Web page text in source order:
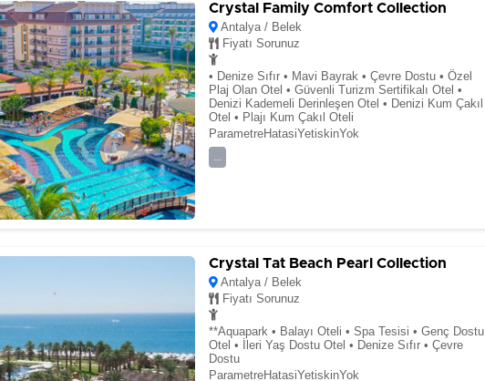
Crystal Family Comfort Collection
Antalya / Belek
Fiyatı Sorunuz
• Denize Sıfır • Mavi Bayrak • Çevre Dostu • Özel
Plaj Olan Otel • Güvenli Turizm Sertifikalı Otel •
Denizi Kademeli Derinleşen Otel • Denizi Kum Çakıl
Otel • Plajı Kum Çakıl Oteli
ParametreHatasiYetiskinYok
Crystal Tat Beach Pearl Collection
Antalya / Belek
Fiyatı Sorunuz
**Aquapark • Balayı Oteli • Spa Tesisi • Genç Dostu
Otel • İleri Yaş Dostu Otel • Denize Sıfır • Çevre
Dostu
ParametreHatasiYetiskinYok